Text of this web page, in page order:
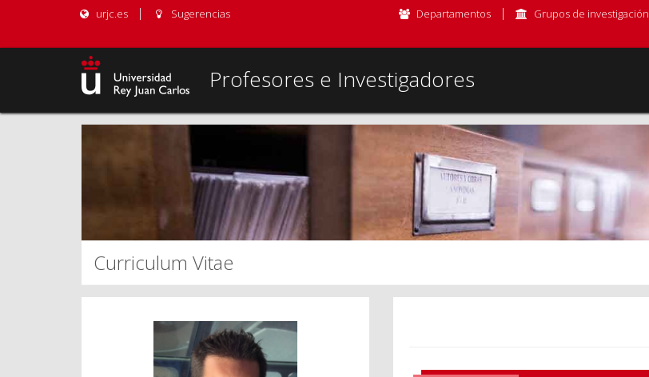
urjc.es Sugerencias Departamentos Grupos de investigación
Profesores e Investigadores
Curriculum Vitae